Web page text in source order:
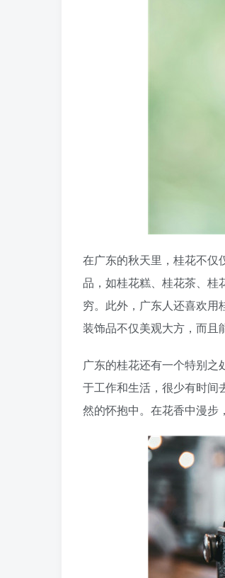
在广东的秋天里，桂花不仅
品，如桂花糕、桂花茶、桂
穷。此外，广东人还喜欢
装饰品不仅美观大方，而且
广东的桂花还有一个特别
于工作和生活，很少有时间
然的怀抱中。在花香中漫步